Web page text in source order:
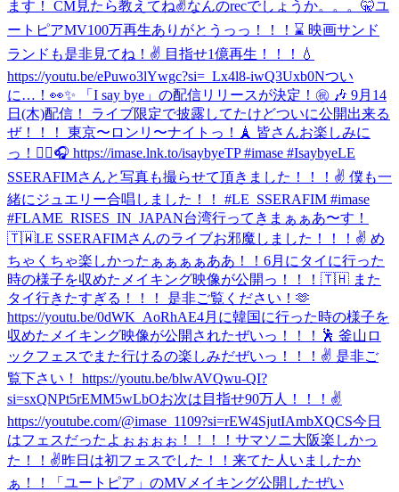
ます！ CM見たら教えてね✌️なんのrecでしょうか。。。🤫ユ
ートピアMV100万再生ありがとうっっ！！！⌛️ 映画サンド
ランドも是非見てね！✌️ 目指せ1億再生！！！💧
https://youtu.be/ePuwo3lYwgc?si=_Lx4l8-iwQ3Uxb0Nつい
に…！👀✨ 「I say bye」の配信リリースが決定！㊗️ 🎶 9月14
日(木)配信！ ライブ限定で披露してたけどついに公開出来る
ぜ！！！ 東京〜ロンリ〜ナイトっ！🗼 皆さんお楽しみに
っ！✌🏼🎧 https://imase.lnk.to/isaybyeTP #imase #IsaybyeLE
SSERAFIMさんと写真も撮らせて頂きました！！！✌ 僕も一
緒にジュエリー合唱しました！！ #LE_SSERAFIM #imase
#FLAME_RISES_IN_JAPAN台湾行ってきまぁぁあ〜す！
🇹🇼LE SSERAFIMさんのライブお邪魔しました！！！✌️ め
ちゃくちゃ楽しかったぁぁぁぁああ！！ 6月にタイに行った
時の様子を収めたメイキング映像が公開っ！！！🇹🇭 また
タイ行きたすぎる！！！ 是非ご覧ください！🫶
https://youtu.be/0dWK_AoRhAE4月に韓国に行った時の様子を
収めたメイキング映像が公開されたぜいっ！！！🕺 釜山ロ
ックフェスでまた行けるの楽しみだぜいっ！！！✌️ 是非ご
覧下さい！ https://youtu.be/blwAVQwu-QI?
si=sxQNPt5rEMM5wLbOお次は目指せ90万人！！！✌️
https://youtube.com/@imase_1109?si=rEW4SjutIAmbXQCS今日
はフェスだったよぉぉぉぉ！！！！サマソニ大阪楽しかっ
た！！✌️昨日は初フェスでした！！来てた人いましたか
ぁ！！
「ユートピア」のMVメイキング公開したぜい